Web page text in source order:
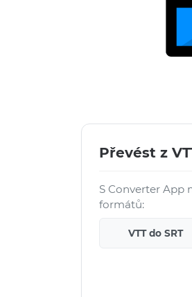
Převést z
S Converter App
formátů:
VTT do SRT